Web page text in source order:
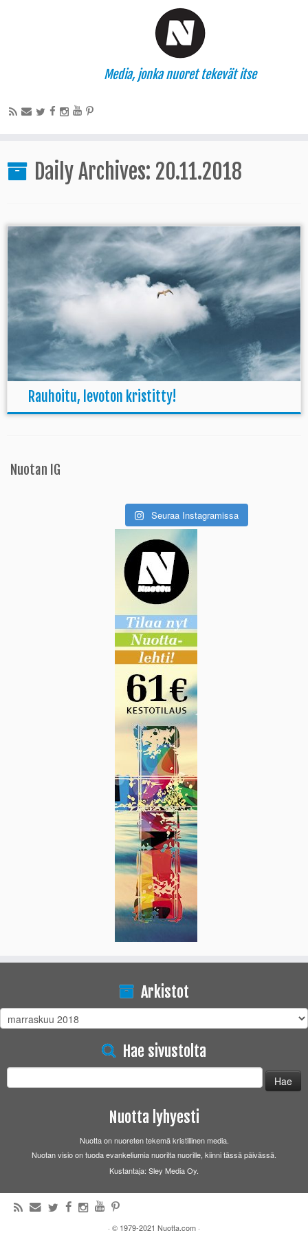
Media, jonka nuoret tekevät itse
Daily Archives: 20.11.2018
Rauhoitu, levoton kristitty!
Nuotan IG
Seuraa Instagramissa
Arkistot
Arkistot
Hae sivustolta
Haku:
Nuotta lyhyesti
Nuotta on nuoreten tekemä kristillinen media.
Nuotan visio on tuoda evankeliumia nuorilta nuorille, kiinni tässä päivässä.
Kustantaja: Sley Media Oy.
· © 1979-2021 Nuotta.com ·